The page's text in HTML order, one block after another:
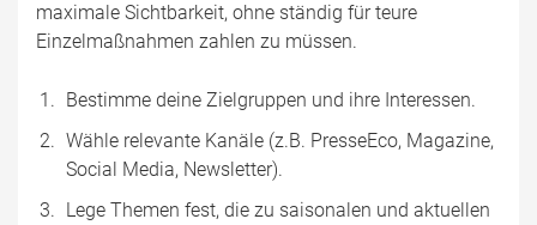
maximale Sichtbarkeit, ohne ständig für teure
Einzelmaßnahmen zahlen zu müssen.
Bestimme deine Zielgruppen und ihre Interessen.
Wähle relevante Kanäle (z.B. PresseEco, Magazine,
Social Media, Newsletter).
Lege Themen fest, die zu saisonalen und aktuellen